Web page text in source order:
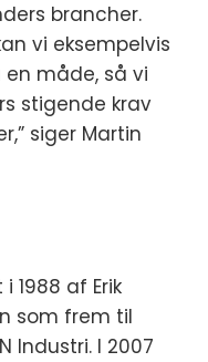
brancher.
vi eksempelvis
måde, så vi
stigende krav
siger Martin
1988 af Erik
som frem til
Industri. I 2007